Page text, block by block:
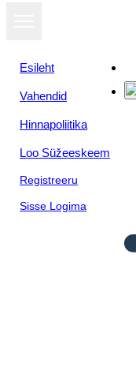
Esileht
Vahendid
Hinnapoliitika
Loo Süžeeskeem
Registreeru
Sisse Logima